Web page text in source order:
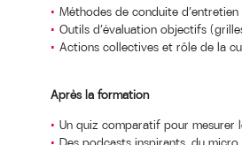
Méthodes de conduite d’entretien
Outils d’évaluation objectifs
Actions collectives et rôle de la
Après la formation
Un quiz comparatif pour mesurer